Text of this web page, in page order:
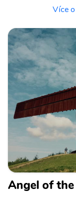
Více
Angel of